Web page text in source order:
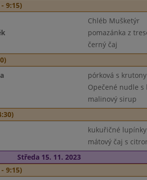
9:15)
Chléb Mušketýr
pomazánka z
černý čaj
pórková s krutony
Opečené nudle
malinový sirup
kukuřičné
mátový čaj s
Středa 15. 11. 2023
9:15)